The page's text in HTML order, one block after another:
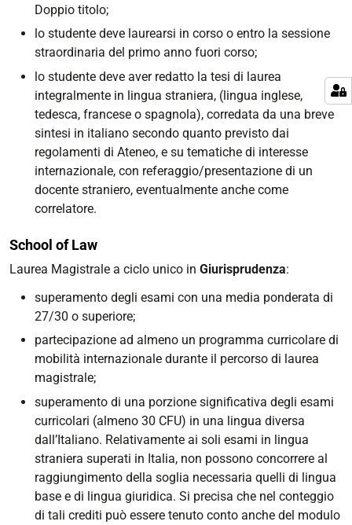
Doppio titolo;
lo studente deve laurearsi in corso o entro la sessione
straordinaria del primo anno fuori corso;
lo studente deve aver redatto la tesi di laurea
integralmente in lingua straniera, (lingua inglese,
tedesca, francese o spagnola), corredata da una breve
sintesi in italiano secondo quanto previsto dai
regolamenti di Ateneo, e su tematiche di interesse
internazionale, con referaggio/presentazione di un
docente straniero, eventualmente anche come
correlatore.
School of Law
Laurea Magistrale a ciclo unico in Giurisprudenza:
superamento degli esami con una media ponderata di
27/30 o superiore;
partecipazione ad almeno un programma curricolare di
mobilità internazionale durante il percorso di laurea
magistrale;
superamento di una porzione significativa degli esami
curricolari (almeno 30 CFU) in una lingua diversa
dall’Italiano. Relativamente ai soli esami in lingua
straniera superati in Italia, non possono concorrere al
raggiungimento della soglia necessaria quelli di lingua
base e di lingua giuridica. Si precisa che nel conteggio
di tali crediti può essere tenuto conto anche del modulo